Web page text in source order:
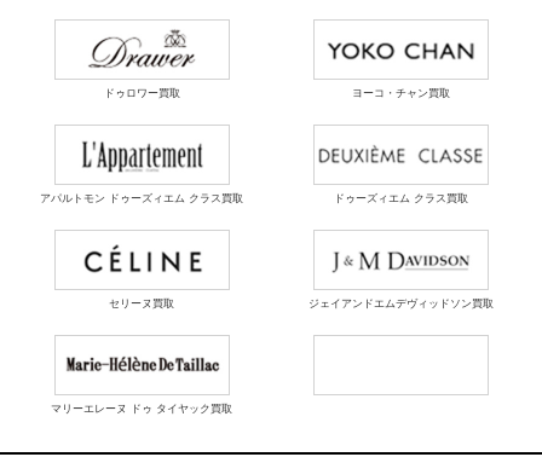
ドゥロワー買取 ヨーコ・チャン買取
アパルトモン ドゥーズィエム クラス買取 ドゥーズィエム クラス買取
セリーヌ買取 ジェイアンドエムデヴィッドソン買取
マリーエレーヌ ドゥ タイヤック買取